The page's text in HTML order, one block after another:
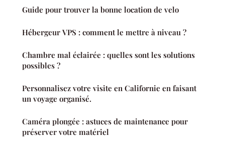
Guide pour trouver la bonne location de velo
Hébergeur VPS : comment le mettre à niveau ?
Chambre mal éclairée : quelles sont les solutions
possibles ?
Personnalisez votre visite en Californie en faisant
un voyage organisé.
Caméra plongée : astuces de maintenance pour
préserver votre matériel